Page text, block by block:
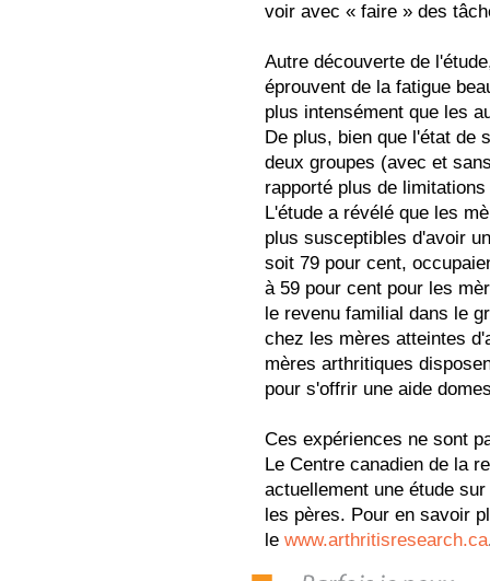
voir avec « faire » des
Autre découverte de
éprouvent de la fatigue
plus intensément que les
De plus, bien que l'état de
deux groupes (avec et
rapporté plus de
L'étude a révélé que les
plus susceptibles d'avoir
soit 79 pour cent,
à 59 pour cent pour les
le revenu familial dans le
chez les mères atteintes
mères arthritiques
pour s'offrir une aide
Ces expériences ne sont
Le Centre canadien de la
actuellement une étude
les pères. Pour en savoir
le www.arthritisresearch.ca